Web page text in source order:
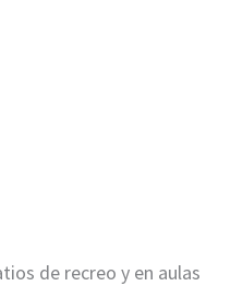
de recreo y en aulas